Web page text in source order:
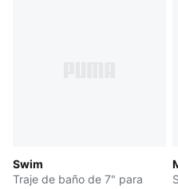
Swim
Traje de baño de 7" para